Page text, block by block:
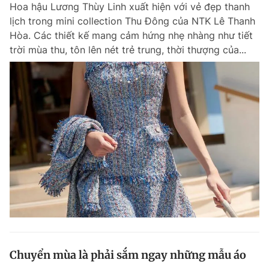
Hoa hậu Lương Thùy Linh xuất hiện với vẻ đẹp thanh
lịch trong mini collection Thu Đông của NTK Lê Thanh
Hòa. Các thiết kế mang cảm hứng nhẹ nhàng như tiết
trời mùa thu, tôn lên nét trẻ trung, thời thượng của...
Chuyển mùa là phải sắm ngay những mẫu áo